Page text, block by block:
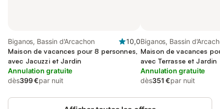
Biganos, Bassin d'Arcachon
10,0
Maison de vacances pour 8 personnes,
avec Jacuzzi et Jardin
Annulation gratuite
dès399 €par nuit
Biganos, Bassin
Maison de vacances
avec Terrasse et Jardin
Annulation gratuite
dès351 €par nuit